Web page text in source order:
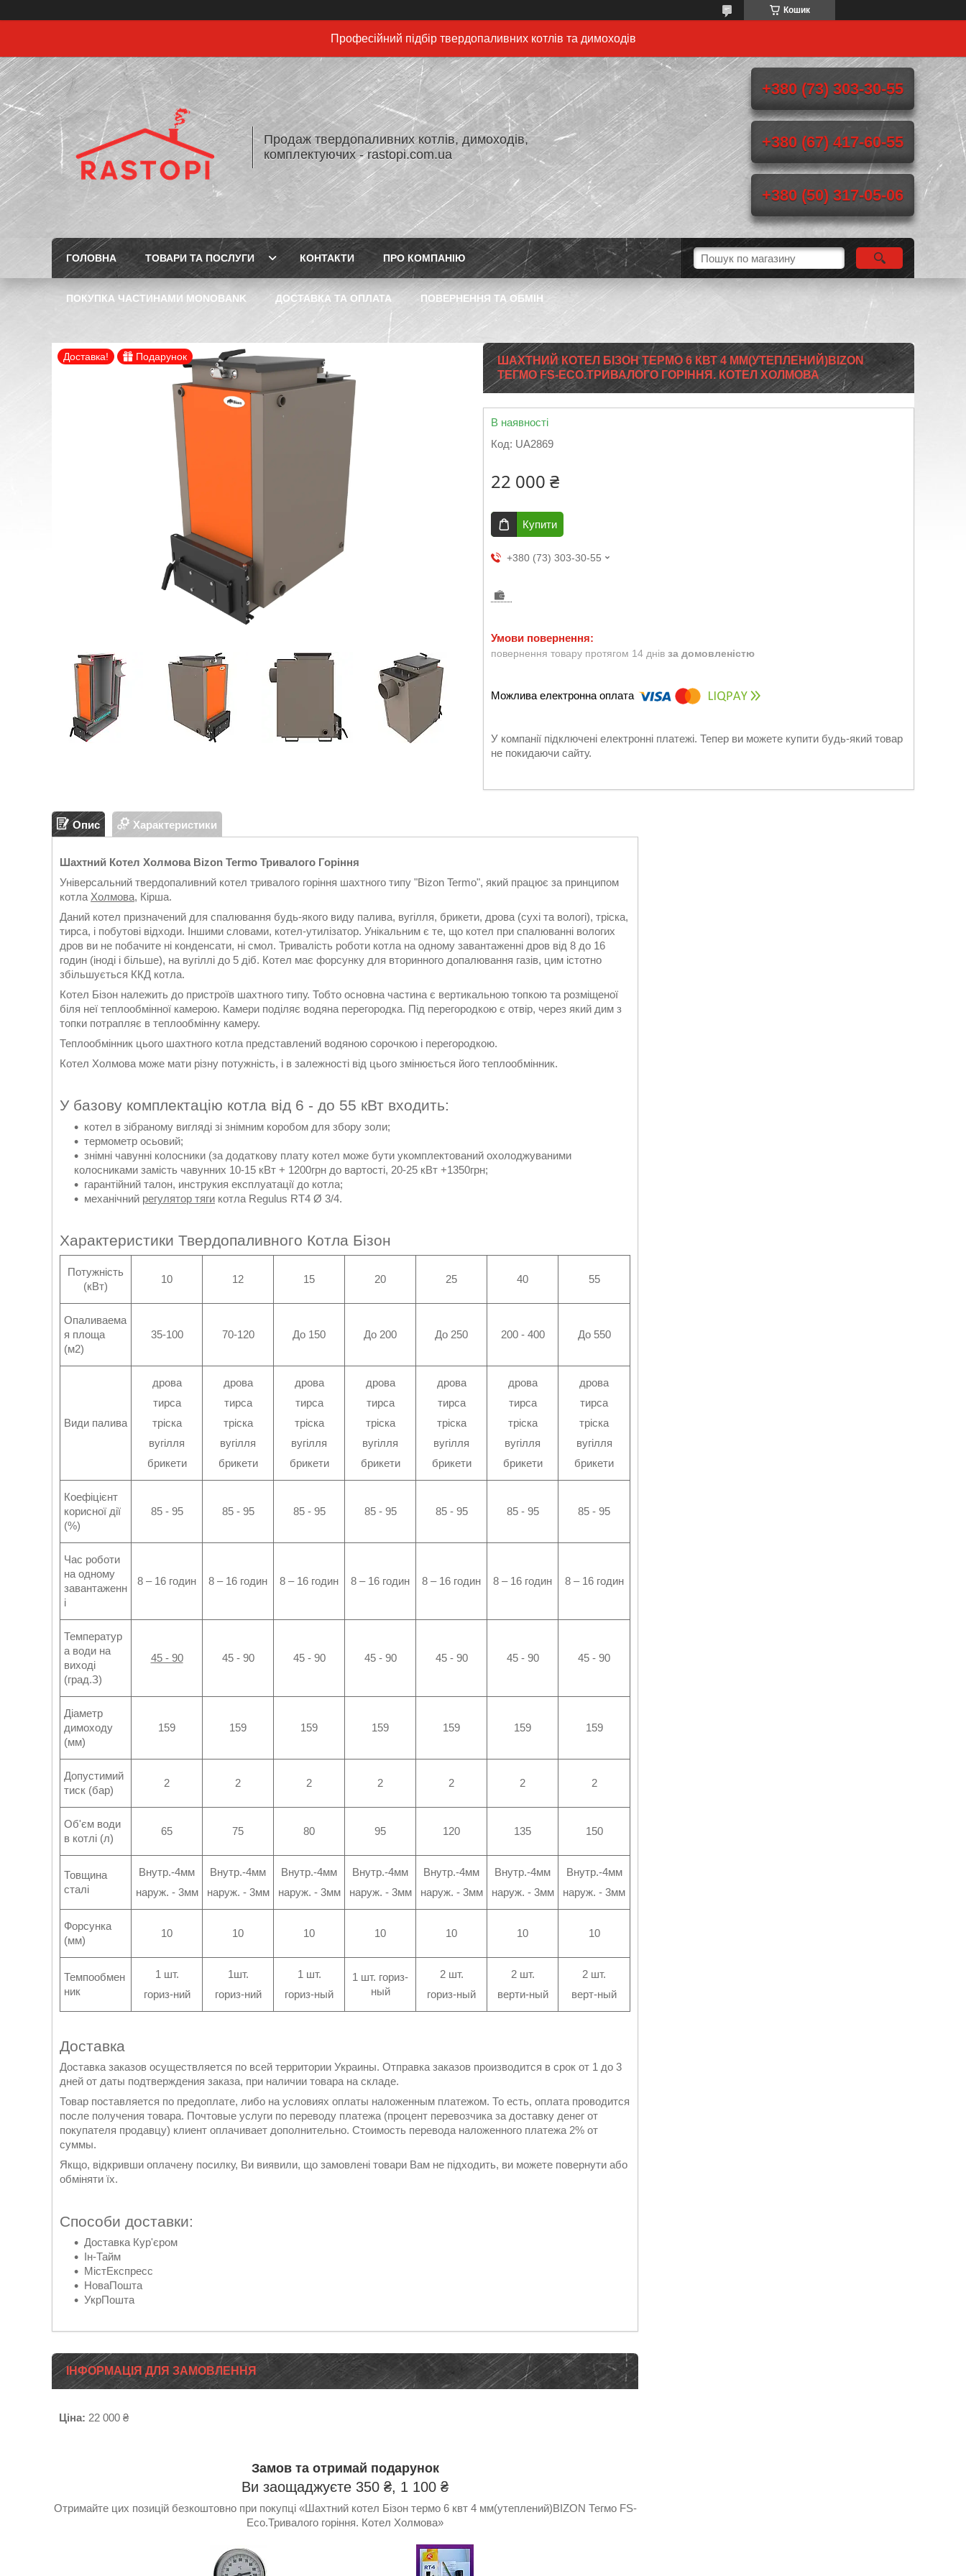
Кошик
Професійний підбір твердопаливних котлів та димоходів
Продаж твердопаливних котлів, димоходів,
комплектуючих - rastopi.com.ua
+380 (73) 303-30-55
+380 (67) 417-60-55
+380 (50) 317-05-06
ГОЛОВНА ТОВАРИ ТА ПОСЛУГИ КОНТАКТИ ПРО КОМПАНІЮ
ПОКУПКА ЧАСТИНАМИ MONOBANK ДОСТАВКА ТА ОПЛАТА ПОВЕРНЕННЯ ТА ОБМІН
Доставка! Подарунок
ШАХТНИЙ КОТЕЛ БІЗОН ТЕРМО 6 КВТ 4 ММ(УТЕПЛЕНИЙ)BIZON
ТЕГМО FS-ECO.ТРИВАЛОГО ГОРІННЯ. КОТЕЛ ХОЛМОВА
В наявності
Код: UA2869
22 000 ₴
Купити
+380 (73) 303-30-55
повернення товару протягом 14 днів за домовленістю
У компанії підключені електронні платежі. Тепер ви можете купити будь-який товар
не покидаючи сайту.
Опис Характеристики
Шахтний Котел Холмова Bizon Termo Тривалого Горіння
Універсальний твердопаливний котел тривалого горіння шахтного типу "Bizon Termo", який працює за принципом
котла Холмова, Кірша.
Даний котел призначений для спалювання будь-якого виду палива, вугілля, брикети, дрова (сухі та вологі), тріска,
тирса, і побутові відходи. Іншими словами, котел-утилізатор. Унікальним є те, що котел при спалюванні вологих
дров ви не побачите ні конденсати, ні смол. Тривалість роботи котла на одному завантаженні дров від 8 до 16
годин (іноді і більше), на вугіллі до 5 діб. Котел має форсунку для вторинного допалювання газів, цим істотно
збільшується ККД котла.
Котел Бізон належить до пристроїв шахтного типу. Тобто основна частина є вертикальною топкою та розміщеної
біля неї теплообмінної камерою. Камери поділяє водяна перегородка. Під перегородкою є отвір, через який дим з
топки потрапляє в теплообмінну камеру.
Теплообмінник цього шахтного котла представлений водяною сорочкою і перегородкою.
Котел Холмова може мати різну потужність, і в залежності від цього змінюється його теплообмінник.
У базову комплектацію котла від 6 - до 55 кВт входить:
котел в зібраному вигляді зі знімним коробом для збору золи;
термометр осьовий;
знімні чавунні колосники (за додаткову плату котел може бути укомплектований охолоджуваними
колосниками замість чавунних 10-15 кВт + 1200грн до вартості, 20-25 кВт +1350грн;
гарантійний талон, инструкия експлуатації до котла;
механічний регулятор тяги котла Regulus RT4 Ø 3/4.
Характеристики Твердопаливного Котла Бізон
Потужність
(кВт)
10 12 15 20 25 40 55
Опаливаема
я площа
(м2)
35-100 70-120 До 150 До 200 До 250 200 - 400 До 550
Види палива
дрова
тирса
тріска
вугілля
брикети
дрова
тирса
тріска
вугілля
брикети
дрова
тирса
тріска
вугілля
брикети
дрова
тирса
тріска
вугілля
брикети
дрова
тирса
тріска
вугілля
брикети
дрова
тирса
тріска
вугілля
брикети
дрова
тирса
тріска
вугілля
брикети
Коефіцієнт
корисної дії
(%)
85 - 95 85 - 95 85 - 95 85 - 95 85 - 95 85 - 95 85 - 95
Час роботи
на одному
завантаженн
і
8 – 16 годин 8 – 16 годин 8 – 16 годин 8 – 16 годин 8 – 16 годин 8 – 16 годин 8 – 16 годин
Температур
а води на
виході
(град.З)
45 - 90 45 - 90 45 - 90 45 - 90 45 - 90 45 - 90 45 - 90
Діаметр
димоходу
(мм)
159 159 159 159 159 159 159
Допустимий
тиск (бар)
2 2 2 2 2 2 2
Об'єм води
в котлі (л)
65 75 80 95 120 135 150
Товщина
сталі
Внутр.-4мм
наруж. - 3мм
Внутр.-4мм
наруж. - 3мм
Внутр.-4мм
наруж. - 3мм
Внутр.-4мм
наруж. - 3мм
Внутр.-4мм
наруж. - 3мм
Внутр.-4мм
наруж. - 3мм
Внутр.-4мм
наруж. - 3мм
Форсунка
(мм)
10 10 10 10 10 10 10
Темпообмен
ник
1 шт.
гориз-ний
1шт.
гориз-ний
1 шт.
гориз-ный
1 шт. гориз-
ный
2 шт.
гориз-ный
2 шт.
верти-ный
2 шт.
верт-ный
Доставка
Доставка заказов осуществляется по всей территории Украины. Отправка заказов производится в срок от 1 до 3
дней от даты подтверждения заказа, при наличии товара на складе.
Товар поставляется по предоплате, либо на условиях оплаты наложенным платежом. То есть, оплата проводится
после получения товара. Почтовые услуги по переводу платежа (процент перевозчика за доставку денег от
покупателя продавцу) клиент оплачивает дополнительно. Стоимость перевода наложенного платежа 2% от
суммы.
Якщо, відкривши оплачену посилку, Ви виявили, що замовлені товари Вам не підходить, ви можете повернути або
обміняти їх.
Способи доставки:
Доставка Кур'єром
Ін-Тайм
МістЕкспресс
НоваПошта
УкрПошта
ІНФОРМАЦІЯ ДЛЯ ЗАМОВЛЕННЯ
Ціна: 22 000 ₴
Замов та отримай подарунок
Ви заощаджуєте 350 ₴, 1 100 ₴
Отримайте цих позицій безкоштовно при покупці «Шахтний котел Бізон термо 6 квт 4 мм(утеплений)BIZON Тегмо FS-
Eco.Тривалого горіння. Котел Холмова»